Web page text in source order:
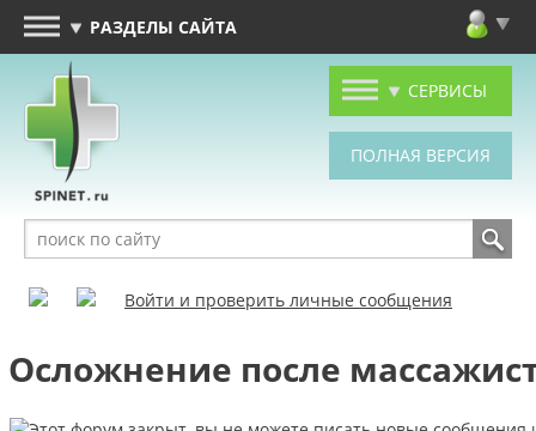
РАЗДЕЛЫ САЙТА
СЕРВИСЫ
Войти и проверить личные сообщения
Осложнение после